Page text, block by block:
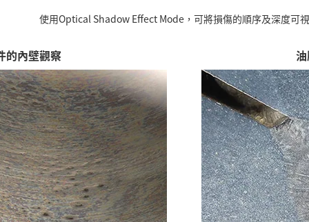
使用Optical Shadow Effect Mode，可將損傷的順序及深度可視
的內壁觀察